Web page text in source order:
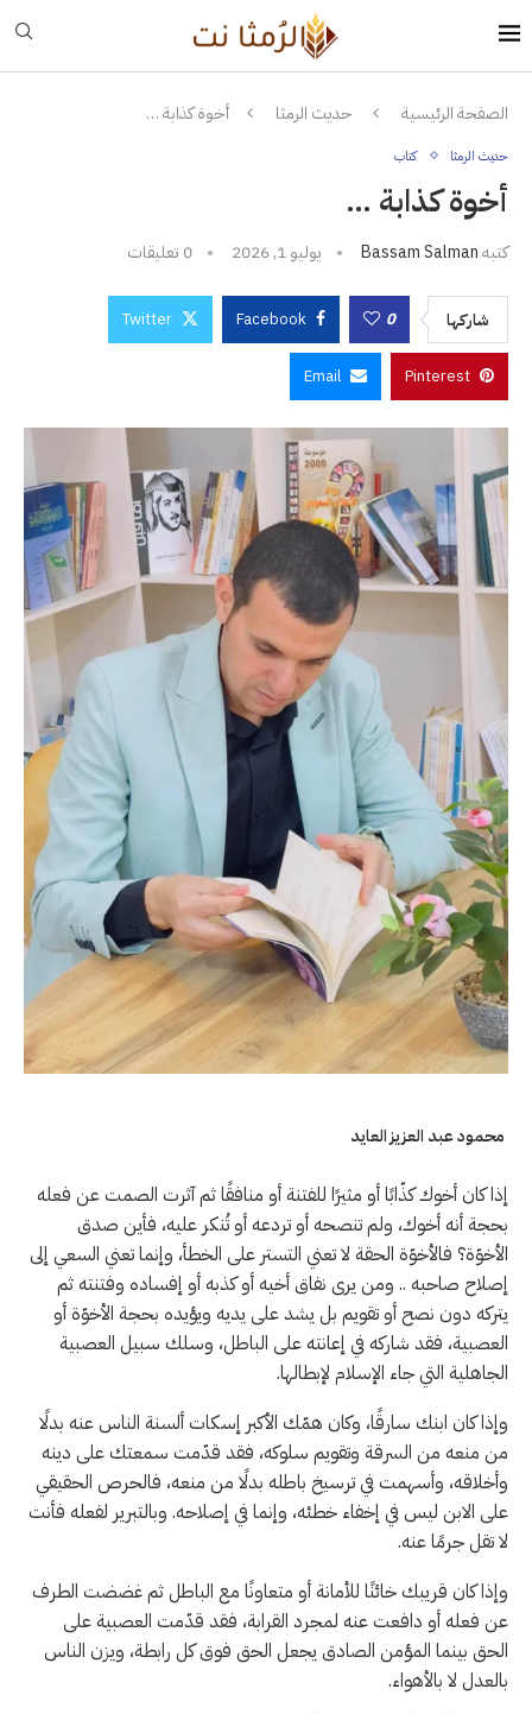
الصفحة الرئيسية حديث الرمثا أخوة كذابة …
حديث الرمثا كتاب
أخوة كذابة …
كتبهBassam Salman يوليو 1, 2026 0 تعليقات
شاركها 0
Facebook
Twitter
Pinterest
Email
محمود عبد العزيز العايد
إذا كان أخوك كذّابًا أو مثيرًا للفتنة أو منافقًا ثم آثرت الصمت عن فعله
بحجة أنه أخوك، ولم تنصحه أو تردعه أو تُنكر عليه، فأين صدق
الأخوّة؟ فالأخوّة الحقة لا تعني التستر على الخطأ، وإنما تعني السعي إلى
إصلاح صاحبه .. ومن يرى نفاق أخيه أو كذبه أو إفساده وفتنته ثم
يتركه دون نصح أو تقويم بل يشد على يديه ويؤيده بحجة الأخوّة أو
العصبية، فقد شاركه في إعانته على الباطل، وسلك سبيل العصبية
الجاهلية التي جاء الإسلام لإبطالها.
وإذا كان ابنك سارقًا، وكان همّك الأكبر إسكات ألسنة الناس عنه بدلًا
من منعه من السرقة وتقويم سلوكه، فقد قدّمت سمعتك على دينه
وأخلاقه، وأسهمت في ترسيخ باطله بدلًا من منعه، فالحرص الحقيقي
على الابن ليس في إخفاء خطئه، وإنما في إصلاحه. وبالتبرير لفعله فأنت
لا تقل جرمًا عنه.
وإذا كان قريبك خائنًا للأمانة أو متعاونًا مع الباطل ثم غضضت الطرف
عن فعله أو دافعت عنه لمجرد القرابة، فقد قدّمت العصبية على
الحق بينما المؤمن الصادق يجعل الحق فوق كل رابطة، ويزن الناس
بالعدل لا بالأهواء.